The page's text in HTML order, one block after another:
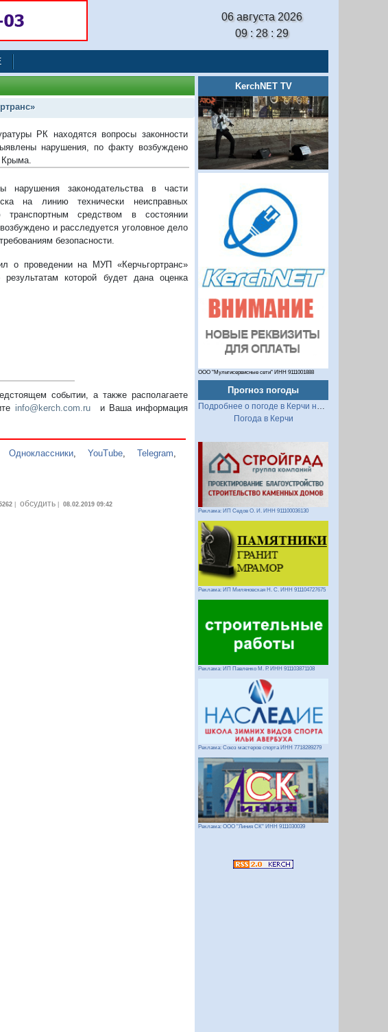
06 августа 2026
09 : 28 : 30
РК находятся вопросы законности
нарушения, по факту возбуждено
законодательства в части
на линию технически неисправных
средством в состоянии
и расследуется уголовное дело
безопасности.
о проведении на МУП «Керчьгортранс»
которой будет дана оценка
событии, а также располагаете
info@kerch.com.ru и Ваша информация
Одноклассники ,YouTube ,Telegram
| обсудить| 08.02.2019 09:42
KerchNET TV
ООО "Мультисервисные сети" ИНН 9111001888
Прогноз погоды
Подробнее о погоде в Керчи на 2 недели
Погода в Керчи
Реклама: ИП Седов О. И. ИНН 911100036130
Реклама: ИП Миляновская Н. С. ИНН 911104727675
Реклама: ИП Павленко М. Р. ИНН 911103871108
Реклама: Союз мастеров спорта ИНН 7718289279
Реклама: ООО "Линия СК" ИНН 9111030039